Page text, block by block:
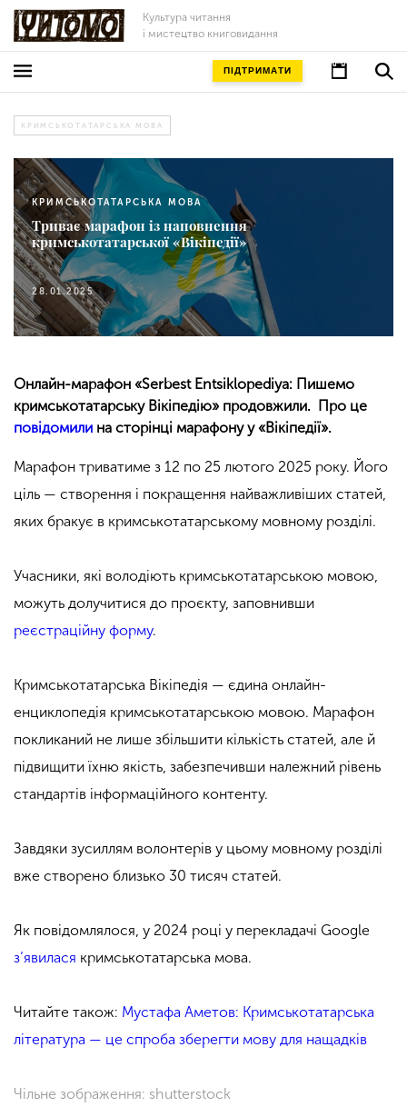
Культура читання
і мистецтво книговидання
ПІДТРИМАТИ
КРИМСЬКОТАТАРСЬКА МОВА
КРИМСЬКОТАТАРСЬКА МОВА
Триває марафон із наповнення
кримськотатарської «Вікіпедії»
28.01.2025
Онлайн-марафон «Serbest Entsiklopediyа: Пишемо
кримськотатарську Вікіпедію» продовжили. Про це
повідомили на сторінці марафону у «Вікіпедії».
Марафон триватиме з 12 по 25 лютого 2025 року. Його
ціль — створення і покращення найважливіших статей,
яких бракує в кримськотатарському мовному розділі.
Учасники, які володіють кримськотатарською мовою,
можуть долучитися до проєкту, заповнивши
реєстраційну форму.
Кримськотатарська Вікіпедія — єдина онлайн-
енциклопедія кримськотатарською мовою. Марафон
покликаний не лише збільшити кількість статей, але й
підвищити їхню якість, забезпечивши належний рівень
стандартів інформаційного контенту.
Завдяки зусиллям волонтерів у цьому мовному розділі
вже створено близько 30 тисяч статей.
Як повідомлялося, у 2024 році у перекладачі Google
з’явилася кримськотатарська мова.
Читайте також: Мустафа Аметов: Кримськотатарська
література — це спроба зберегти мову для нащадків
Чільне зображення: shutterstock